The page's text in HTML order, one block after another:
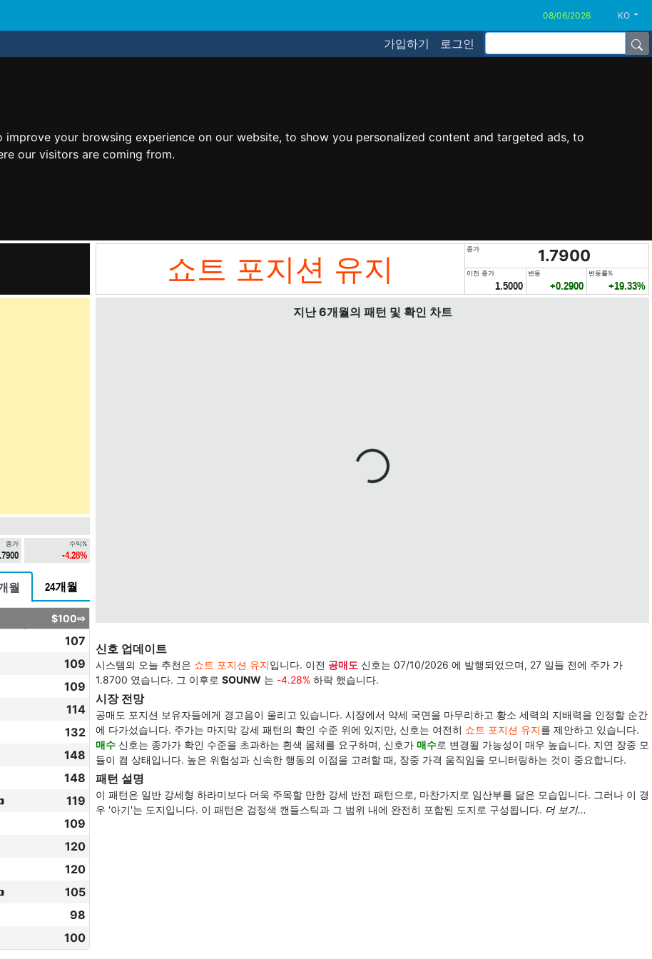
your browsing experience on our website, to show you personalized content and targeted ads, to
our visitors are coming from.
KO
가입하기 로그인
쇼트 포지션 유지
종가 1.7900
이전 종가
1.5000
변동
+0.2900
변동률%
+19.33%
종가 수익%
-4.28%
월 24개월
$100⇨
107
109
109
114
132
148
148
119
109
120
120
105
98
100
지난 6개월의 패턴 및 확인 차트
신호 업데이트
시스템의 오늘 추천은 쇼트 포지션 유지입니다. 이전 공매도 신호는 07/10/2026 에 발행되었으며, 27 일들 전에 주가 가
1.8700 였습니다. 그 이후로 SOUNW 는 -4.28% 하락 했습니다.
시장 전망
공매도 포지션 보유자들에게 경고음이 울리고 있습니다. 시장에서 약세 국면을 마무리하고 황소 세력의 지배력을 인정할 순간
에 다가섰습니다. 주가는 마지막 강세 패턴의 확인 수준 위에 있지만, 신호는 여전히 쇼트 포지션 유지를 제안하고 있습니다.
매수 신호는 종가가 확인 수준을 초과하는 흰색 몸체를 요구하며, 신호가 매수로 변경될 가능성이 매우 높습니다. 지연 장중 모
듈이 켬 상태입니다. 높은 위험성과 신속한 행동의 이점을 고려할 때, 장중 가격 움직임을 모니터링하는 것이 중요합니다.
패턴 설명
이 패턴은 일반 강세형 하라미보다 더욱 주목할 만한 강세 반전 패턴으로, 마찬가지로 임산부를 닮은 모습입니다. 그러나 이 경
우 '아기'는 도지입니다. 이 패턴은 검정색 캔들스틱과 그 범위 내에 완전히 포함된 도지로 구성됩니다. 더 보기...